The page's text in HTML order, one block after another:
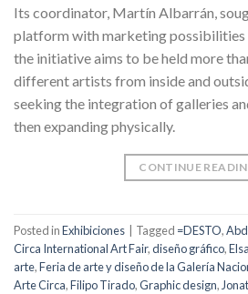
Its coordinator, Martín Albarrán,
platform with marketing
the initiative aims to be held more
different artists from inside and
seeking the integration of galleries
then expanding physically.
CONTINUE
Posted inExhibiciones Tagged =DESTO,
Circa International Art Fair,diseño gráfico,
arte,Feria de arte y diseño de la Galería
Arte Circa,Filipo Tirado,Graphic design,